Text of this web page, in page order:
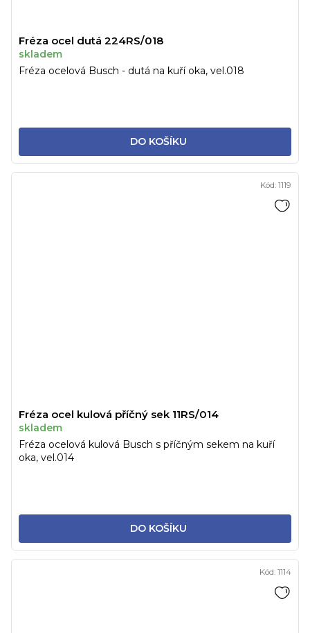
Fréza ocel dutá 224RS/018
skladem
DO KOŠÍKU
Fréza ocelová Busch - dutá na kuří oka, vel.018
Fréza ocel kulová příčný sek 11RS/014
skladem
DO KOŠÍKU
Fréza ocelová kulová Busch s příčným sekem na kuří
oka, vel.014
Kód: 1119
Kód: 1114